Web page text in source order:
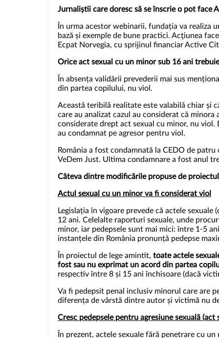
Jurnaliștii care doresc să se înscrie o pot face
În urma acestor webinarii, fundația va realiza
bază și exemple de bune practici. Acţiunea
Ecpat Norvegia, cu sprijinul financiar Active
Orice act sexual cu un minor sub 16 ani
În absența validării prevederii mai sus
din partea copilului, nu viol.
Această teribilă realitate este valabilă chiar și
care au analizat cazul au considerat că
considerate drept act sexual cu minor, nu
au condamnat pe agresor pentru viol.
România a fost condamnată la CEDO de
VeDem Just. Ultima condamnare a fost anul
Câteva dintre modificările propuse de
Actul sexual cu un minor va fi considerat viol
Legislația în vigoare prevede că actele
12 ani. Celelalte raporturi sexuale, unde
minor, iar pedepsele sunt mai mici: între 1-5
instanțele din România pronunță pedepse
În proiectul de lege amintit, toate actele
fost sau nu exprimat un acord din partea
respectiv între 8 și 15 ani închisoare (dacă
Va fi pedepsit penal inclusiv minorul care are
diferența de vârstă dintre autor și victimă nu
Cresc pedepsele pentru agresiune sexuală
În prezent, actele sexuale fără penetrare cu